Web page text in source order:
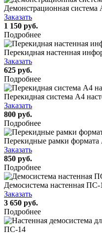
Демонстрационная
Заказать
1 150 руб.
Подробнее
Перекидная настенная
Заказать
625 руб.
Подробнее
Перекидная система А4
Заказать
800 руб.
Подробнее
Перекидные рамки
Заказать
850 руб.
Подробнее
Демосистема настенная
Заказать
3 650 руб.
Подробнее